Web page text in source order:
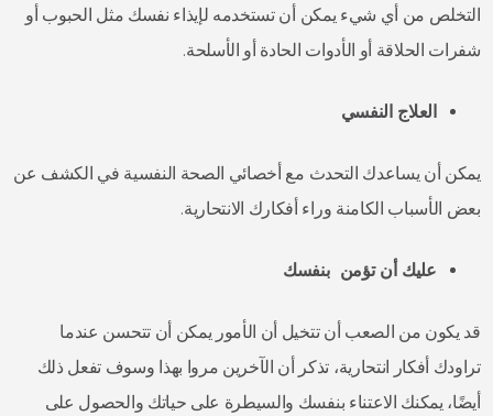
التخلص من أي شيء يمكن أن تستخدمه لإيذاء نفسك مثل الحبوب أو
شفرات الحلاقة أو الأدوات الحادة أو الأسلحة.
العلاج النفسي
يمكن أن يساعدك التحدث مع أخصائي الصحة النفسية في الكشف عن
بعض الأسباب الكامنة وراء أفكارك الانتحارية.
عليك أن تؤمن بنفسك
قد يكون من الصعب أن تتخيل أن الأمور يمكن أن تتحسن عندما
تراودك أفكار انتحارية، تذكر أن الآخرين مروا بهذا وسوف تفعل ذلك
أيضًا، يمكنك الاعتناء بنفسك والسيطرة على حياتك والحصول على